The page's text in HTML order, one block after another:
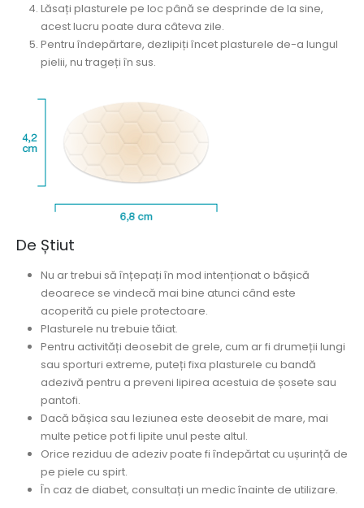
Lăsați plasturele pe loc până se desprinde de la sine,
acest lucru poate dura câteva zile.
Pentru îndepărtare, dezlipiți încet plasturele de-a lungul
pielii, nu trageți în sus.
De Știut
Nu ar trebui să înțepați în mod intenționat o bășică
deoarece se vindecă mai bine atunci când este
acoperită cu piele protectoare.
Plasturele nu trebuie tăiat.
Pentru activități deosebit de grele, cum ar fi drumeții lungi
sau sporturi extreme, puteți fixa plasturele cu bandă
adezivă pentru a preveni lipirea acestuia de șosete sau
pantofi.
Dacă bășica sau leziunea este deosebit de mare, mai
multe petice pot fi lipite unul peste altul.
Orice reziduu de adeziv poate fi îndepărtat cu ușurință de
pe piele cu spirt.
În caz de diabet, consultați un medic înainte de utilizare.